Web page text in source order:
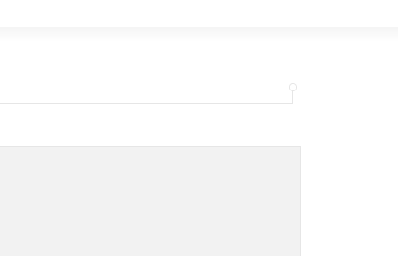
09.11.'15 Osuda incidenta tokom dženaze na Pe ...